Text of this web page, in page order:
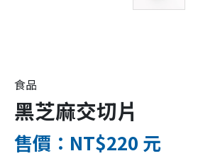
食品
黑芝麻交切片
售價：NT$220 元